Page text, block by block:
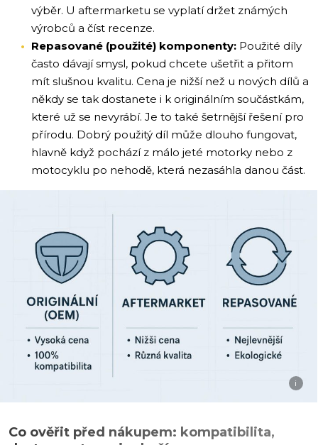
výběr. U aftermarketu se vyplatí držet známých
výrobců a číst recenze.
Repasované (použité) komponenty: Použité díly
často dávají smysl, pokud chcete ušetřit a přitom
mít slušnou kvalitu. Cena je nižší než u nových dílů a
někdy se tak dostanete i k originálním součástkám,
které už se nevyrábí. Je to také šetrnější řešení pro
přírodu. Dobrý použitý díl může dlouho fungovat,
hlavně když pochází z málo jeté motorky nebo z
motocyklu po nehodě, která nezasáhla danou část.
i
Co ověřit před nákupem: kompatibilita,